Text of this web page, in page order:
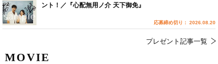
MOVIE
ント！／『心配無用ノ介 天下御免』
応募締め切り： 2026.08.20
プレゼント記事一覧